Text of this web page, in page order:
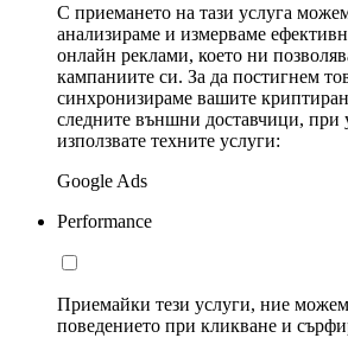
С приемането на тази услуга
анализираме и измерваме
онлайн реклами, което ни
кампаниите си. За да постигнем
синхронизираме вашите
следните външни доставчици, при
използвате техните услуги:
Google Ads
Performance
Приемайки тези услуги, ние
поведението при кликване и